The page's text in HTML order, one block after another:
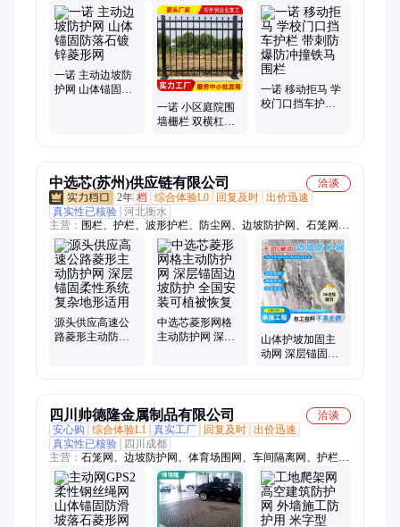
一诺 主动边坡防
护网 山体锚固防
一诺 小区庭院围
墙栅栏 双横杠锌
一诺 移动拒马 学
校门口挡车护栏
中选芯(苏州)供应链有限公司
洽谈
2年 档 综合体验L0 回复及时 出价迅速
真实性已核验 河北衡水
主营： 围栏、护栏、波形护栏、防尘网、边坡防护网、石笼网、
隔离网、声屏障、钢格板、市政护栏
源头供应高速公
路菱形主动防护
中选芯菱形网格
主动防护网 深层
山体护坡加固主
动网 深层锚固菱
四川帅德隆金属制品有限公司
洽谈
安心购
综合体验L1 真实工厂 回复及时 出价迅速
真实性已核验
四川成都
主营： 石笼网、边坡防护网、体育场围网、车间隔离网、护栏
网、钢丝网片、玻璃钢格栅、声屏障